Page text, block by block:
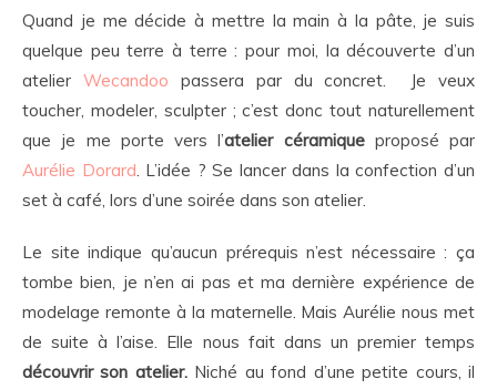
Quand je me décide à mettre la main à la pâte, je suis
quelque peu terre à terre : pour moi, la découverte d’un
atelier Wecandoo passera par du concret. Je veux
toucher, modeler, sculpter ; c’est donc tout naturellement
que je me porte vers l’atelier céramiqueproposé par
Aurélie Dorard . L’idée ? Se lancer dans la confection d’un
set à café, lors d’une soirée dans son atelier.
Le site indique qu’aucun prérequis n’est nécessaire : ça
tombe bien, je n’en ai pas et ma dernière expérience de
modelage remonte à la maternelle. Mais Aurélie nous met
de suite à l’aise. Elle nous fait dans un premier temps
découvrir son atelier.Niché au fond d’une petite cours, il